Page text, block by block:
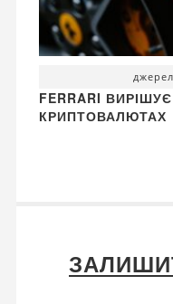
FERRARI
КРИПТОВАЛЮТАХ